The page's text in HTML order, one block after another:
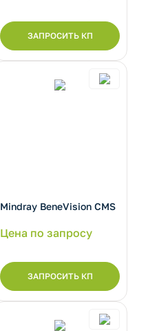
ЗАПРОСИТЬ КП
Mindray BeneVision CMS
Цена по запросу
ЗАПРОСИТЬ КП